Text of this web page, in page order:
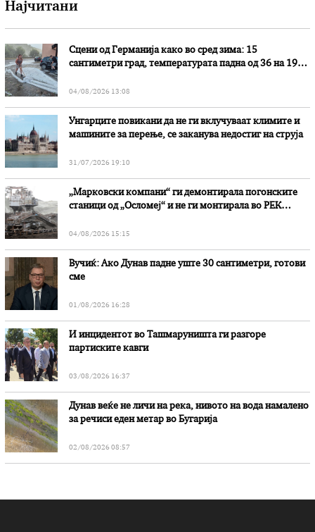
Најчитани
Сцени од Германија како во сред зима: 15
сантиметри град, температурата падна од 36 на 19
04/08/2026 13:08
Унгарците повикани да не ги вклучуваат климите и
машините за перење, се заканува недостиг на струја
31/07/2026 19:10
„Марковски компани“ ги демонтирала погонските
станици од „Осломеј“ и не ги монтирала во РЕК
04/08/2026 15:15
Вучиќ: Ако Дунав падне уште 30 сантиметри, готови
сме
01/08/2026 16:28
И инцидентот во Ташмаруништa ги разгоре
партиските кавги
03/08/2026 16:37
Дунав веќе не личи на река, нивото на вода намалено
за речиси еден метар во Бугарија
02/08/2026 08:57